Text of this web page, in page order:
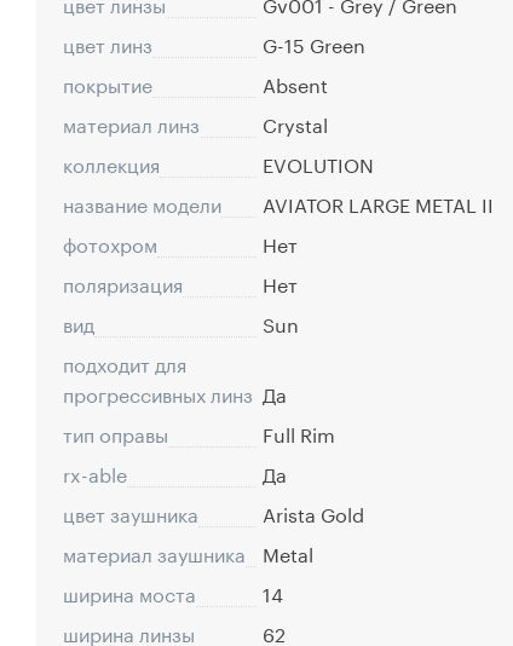
цвет линз
G-15 Green
покрытие
Absent
материал линз
Crystal
коллекция
EVOLUTION
название модели
AVIATOR LARGE METAL II
фотохром
Нет
поляризация
Нет
вид
Sun
подходит для
прогрессивных линз Да
тип оправы
Full Rim
rx-able
Да
цвет заушника
Arista Gold
материал заушника
Metal
ширина моста
14
ширина линзы
62